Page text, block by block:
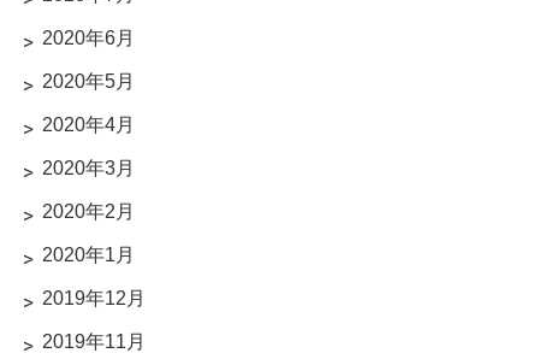
2020年6月
2020年5月
2020年4月
2020年3月
2020年2月
2020年1月
2019年12月
2019年11月